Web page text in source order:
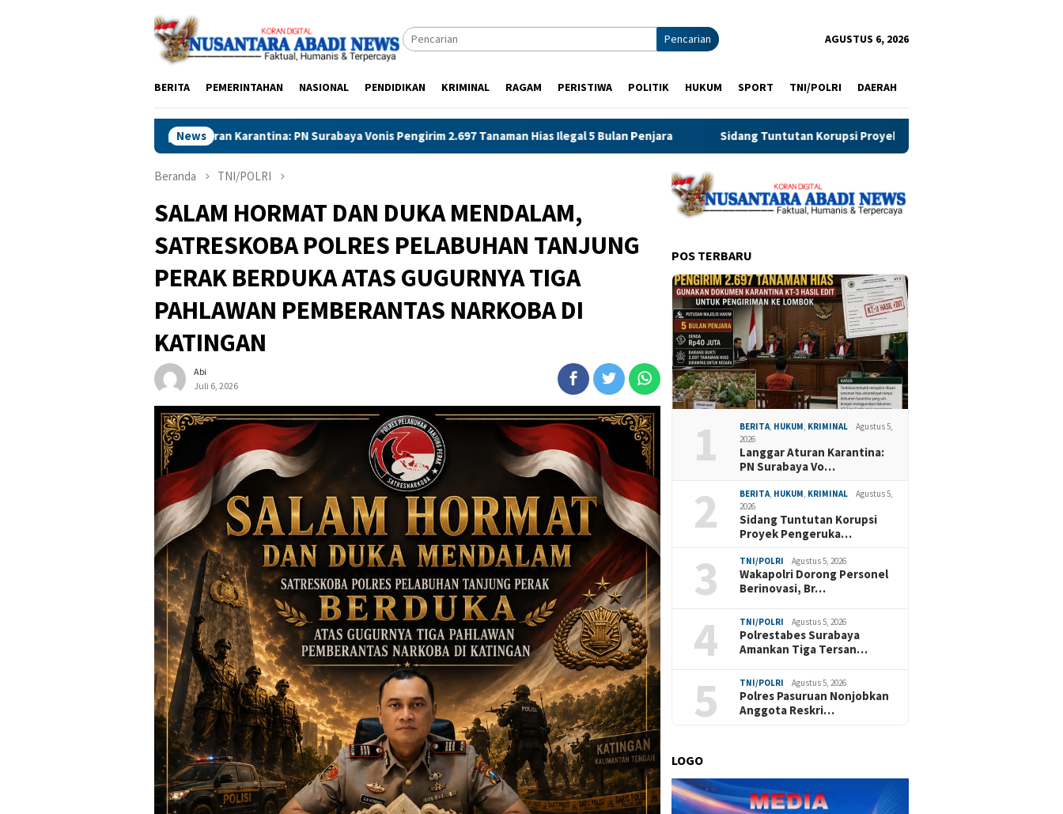
Pencarian AGUSTUS 6, 2026
BERITA PEMERINTAHAN NASIONAL PENDIDIKAN KRIMINAL RAGAM PERISTIWA POLITIK HUKUM SPORT TNI/POLRI DAERAH
News
Karantina: PN Surabaya Vonis Pengirim 2.697 Tanaman Hias Ilegal 5 Bulan Penjara Sidang Tuntutan Korupsi Proyek Pengerukan Pelindo Regional 3 Diskors, Berkas 1.000 Halaman
Beranda TNI/POLRI
SALAM HORMAT DAN DUKA MENDALAM,
SATRESKOBA POLRES PELABUHAN TANJUNG
PERAK BERDUKA ATAS GUGURNYA TIGA
PAHLAWAN PEMBERANTAS NARKOBA DI
KATINGAN
Abi
Juli 6, 2026
POS TERBARU
1 BERITA, HUKUM, KRIMINAL
Agustus 5,
2026
Langgar Aturan Karantina:
PN Surabaya Vo…
2 BERITA, HUKUM, KRIMINAL
Agustus 5,
2026
Sidang Tuntutan Korupsi
Proyek Pengeruka…
3 TNI/POLRI Agustus 5, 2026
Wakapolri Dorong Personel
Berinovasi, Br…
4 TNI/POLRI Agustus 5, 2026
Polrestabes Surabaya
Amankan Tiga Tersan…
5 TNI/POLRI Agustus 5, 2026
Polres Pasuruan Nonjobkan
Anggota Reskri…
LOGO